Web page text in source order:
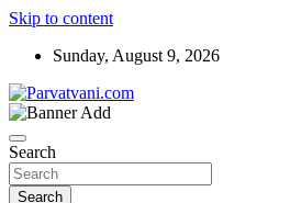
Skip to content
Sunday, August 9, 2026
Parvatvani.com
Search
Search